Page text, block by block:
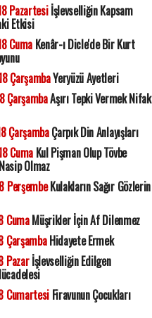
Pazartesiİşlevselliğin Kapsam
Etkisi
CumaKenâr-ı Dicle'de Bir Kurt
ÇarşambaYeryüzü Ayetleri
ÇarşambaAşırı Tepki Vermek Nifak
ÇarşambaÇarpık Din Anlayışları
CumaKul Pişman Olup Tövbe
Olmaz
PerşembeKulakların Sağır Gözlerin
CumaMüşrikler İçin Af Dilenmez
ÇarşambaHidayete Ermek
Pazarİşlevselliğin Edilgen
CumartesiFiravunun Çocukları